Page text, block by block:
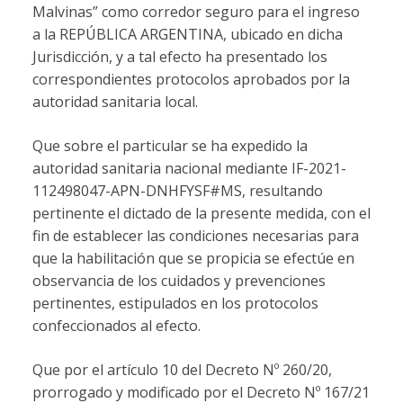
Malvinas” como corredor seguro para el ingreso
a la REPÚBLICA ARGENTINA, ubicado en dicha
Jurisdicción, y a tal efecto ha presentado los
correspondientes protocolos aprobados por la
autoridad sanitaria local.
Que sobre el particular se ha expedido la
autoridad sanitaria nacional mediante IF-2021-
112498047-APN-DNHFYSF#MS, resultando
pertinente el dictado de la presente medida, con el
fin de establecer las condiciones necesarias para
que la habilitación que se propicia se efectúe en
observancia de los cuidados y prevenciones
pertinentes, estipulados en los protocolos
confeccionados al efecto.
Que por el artículo 10 del Decreto Nº 260/20,
prorrogado y modificado por el Decreto Nº 167/21